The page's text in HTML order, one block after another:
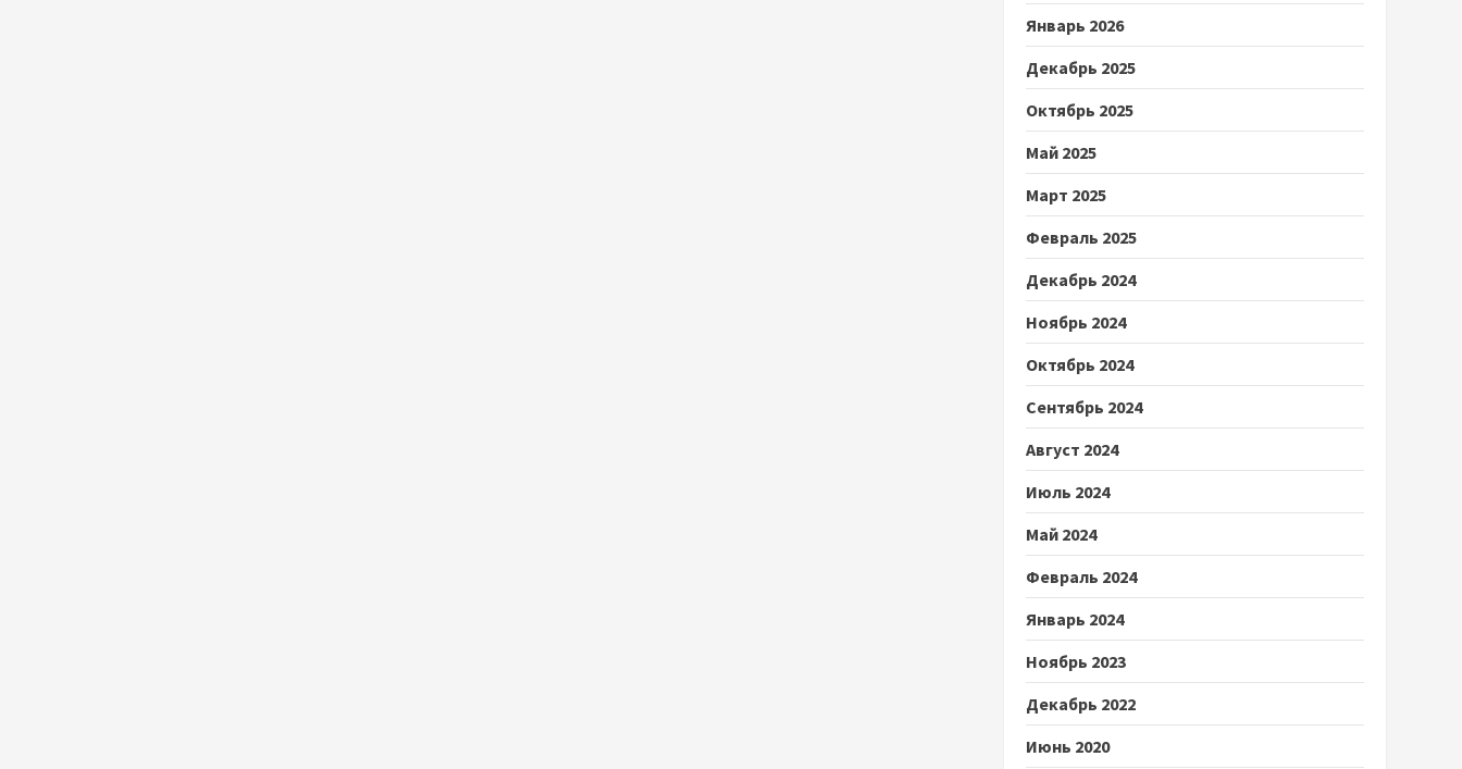
Январь 2026
Декабрь 2025
Октябрь 2025
Май 2025
Март 2025
Февраль 2025
Декабрь 2024
Ноябрь 2024
Октябрь 2024
Сентябрь 2024
Август 2024
Июль 2024
Май 2024
Февраль 2024
Январь 2024
Ноябрь 2023
Декабрь 2022
Июнь 2020